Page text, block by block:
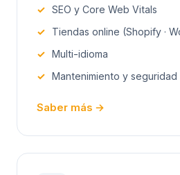
✓ SEO y Core Web Vitals
✓
Tiendas online (Shopify ·
✓ Multi-idioma
✓ Mantenimiento y seguridad
Saber más →